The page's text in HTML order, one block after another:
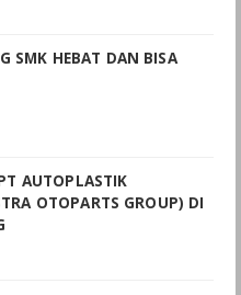
SMK HEBAT DAN BISA
AUTOPLASTIK
OTOPARTS GROUP) DI